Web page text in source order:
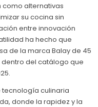
como alternativas
su cocina sin
entre innovación
ha hecho que
de la marca Balay de 45
del catálogo que
tecnología culinaria
donde la rapidez y la